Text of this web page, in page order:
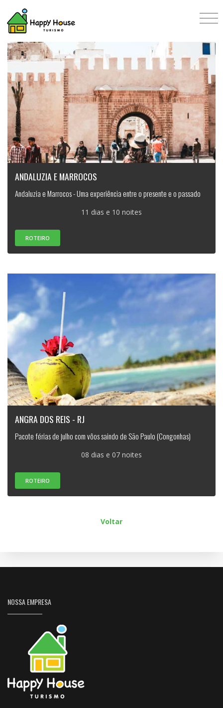
Promoções
ANDALUZIA E MARROCOS
Andaluzia e Marrocos - Uma experiência entre o presente e o passado
11 dias e 10 noites
ROTEIRO
ANGRA DOS REIS - RJ
Pacote férias de julho com vôos saindo de São Paulo (Congonhas)
08 dias e 07 noites
ROTEIRO
Voltar
NOSSA EMPRESA